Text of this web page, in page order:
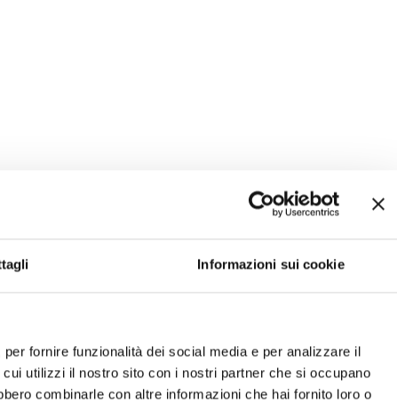
Informazioni sui cookie
fornire funzionalità dei social media e per analizzare il
utilizzi il nostro sito con i nostri partner che si occupano
combinarle con altre informazioni che hai fornito loro o
ma
struttura
percorso
Dati tecnici
Potenza totale
Marca JA SOLAR